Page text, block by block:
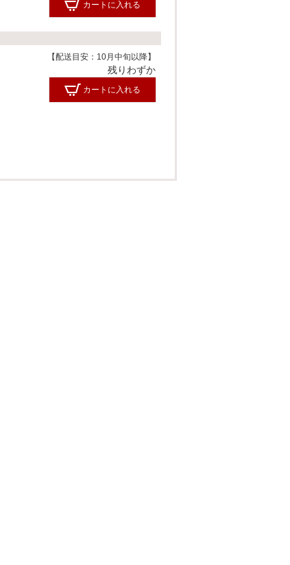
カートに入れる
残りわずか
【配送目安：10月中旬以降】
カートに入れる